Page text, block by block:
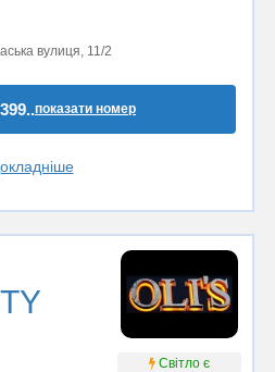
вулиця, 11/2
показати номер
Світло є